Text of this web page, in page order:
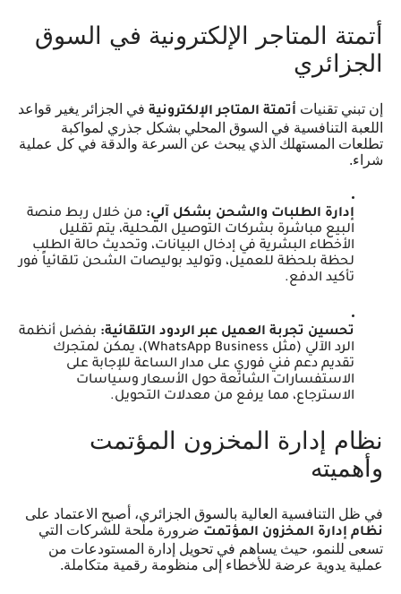
أتمتة المتاجر الإلكترونية في السوق
الجزائري
إن تبني تقنيات أتمتة المتاجر الإلكترونية في الجزائر يغير قواعد
اللعبة التنافسية في السوق المحلي بشكل جذري لمواكبة
تطلعات المستهلك الذي يبحث عن السرعة والدقة في كل عملية
شراء.
إدارة الطلبات والشحن بشكل آلي: من خلال ربط منصة
البيع مباشرة بشركات التوصيل المحلية، يتم تقليل
الأخطاء البشرية في إدخال البيانات، وتحديث حالة الطلب
لحظة بلحظة للعميل، وتوليد بوليصات الشحن تلقائياً فور
تأكيد الدفع.
تحسين تجربة العميل عبر الردود التلقائية: بفضل أنظمة
الرد الآلي (مثل WhatsApp Business)، يمكن لمتجرك
تقديم دعم فني فوري على مدار الساعة للإجابة على
الاستفسارات الشائعة حول الأسعار وسياسات
الاسترجاع، مما يرفع من معدلات التحويل.
نظام إدارة المخزون المؤتمت
وأهميته
في ظل التنافسية العالية بالسوق الجزائري، أصبح الاعتماد على
نظام إدارة المخزون المؤتمت ضرورة ملحة للشركات التي
تسعى للنمو، حيث يساهم في تحويل إدارة المستودعات من
عملية يدوية عرضة للأخطاء إلى منظومة رقمية متكاملة.